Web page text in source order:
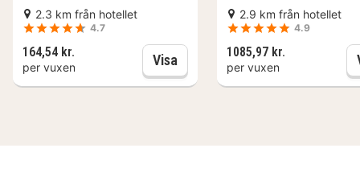
Faciliteter BB HOTEL Carcassonne
Rocadest La Cite
Rummen på BB HOTEL Carcassonne Rocadest La Cite
är stilfullt inredda med fokus på komfort och
2.3 km från hotellet
4.7
164,54 kr.
per vuxen Visa Carcassonne: 1,5 timmars
2.9 km från hotellet
4.9
1085,97 kr.
per vuxen